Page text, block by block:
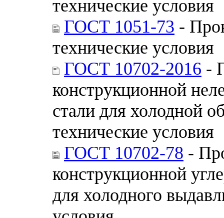
технические условия
ГОСТ 1051-73 -
технические условия
ГОСТ 10702-2016 -
конструкционной
стали для холодной
технические условия
ГОСТ 10702-78 -
конструкционной
для холодного